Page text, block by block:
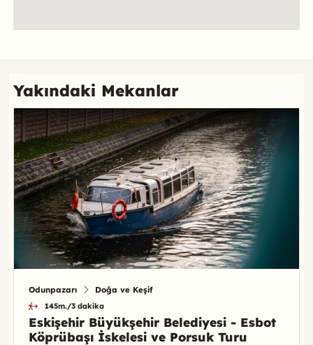
Yakındaki Mekanlar
Odunpazarı Doğa ve Keşif
145m./3 dakika
Eskişehir Büyükşehir Belediyesi - Esbot
Köprübaşı İskelesi ve Porsuk Turu